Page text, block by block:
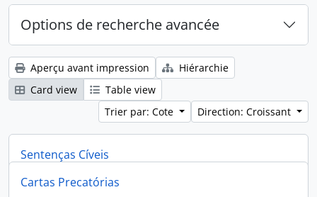
Options de recherche avancée
Aperçu avant impression
Hiérarchie
Card view
Table view
Trier par: Cote
Direction: Croissant
Sentenças Cíveis
Cartas Precatórias